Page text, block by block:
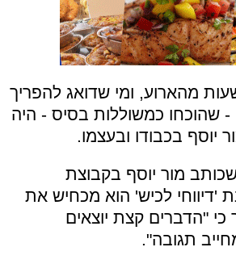
לא חלפו 24 שעות מהארוע, ומי שדואג להפריך
- שהוכחו כמשוללות בסיס - היה
בכבודו ובעצמו.
מור יוסף בקבוצת
'דיווחי לכיש' הוא מכחיש את
כי "הדברים קצת יוצאים
תגובה".